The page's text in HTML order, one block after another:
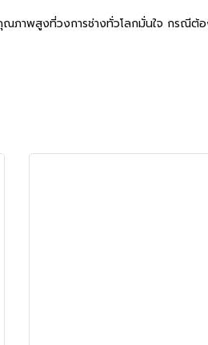
ภาพสูงที่วงการช่างทั่วโลกมั่นใจ กรณีต้